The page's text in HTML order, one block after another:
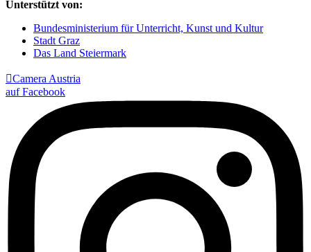
Unterstützt von:
Bundesministerium für Unterricht, Kunst und Kultur
Stadt Graz
Das Land Steiermark
Camera Austria
auf Facebook